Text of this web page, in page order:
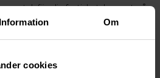
Information Om
cookies
av tak för din fastighet, baserat på